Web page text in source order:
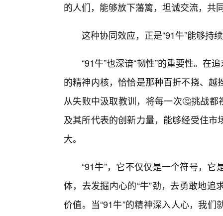
的人们，能够放下藩篱，坦诚交流，共
这种协同效应，正是“91牛”能够持
“91牛”也深谙“韧性”的重要性。在
的精神内核，恰恰是那种百折不挠、
从失败中汲取教训，将每一次🤔挑战都
及其所代表的创新力量，能够经受住
大。
“91牛”，它不仅仅是一个符号，
体，去发掘内心的“牛”劲，去勇敢地
价值。当“91牛”的精神深入人心，我